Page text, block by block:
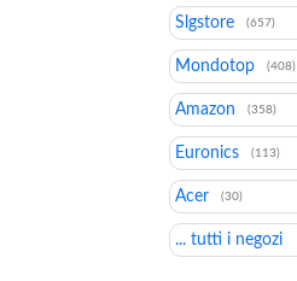
Slgstore (657)
Mondotop (408)
Amazon (358)
Euronics (113)
Acer (30)
... tutti i negozi